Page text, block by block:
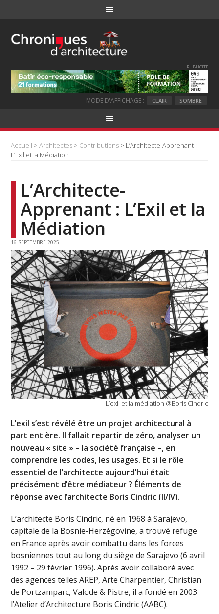
PUBLICITE
MODE D'AFFICHAGE : CLAIR SOMBRE
Accueil >Architectes > Contributions > L’Architecte-Apprenant :
L’Exil et la Médiation
L’Architecte-
Apprenant : L’Exil et la
Médiation
16 SEPTEMBRE 2025
L’exil et la médiation @Boris Cindric
L’exil s’est révélé être un projet architectural à
part entière. Il fallait repartir de zéro, analyser un
nouveau « site » – la société française –, en
comprendre les codes, les usages. Et si le rôle
essentiel de l’architecte aujourd’hui était
précisément d’être médiateur ? Éléments de
réponse avec l’architecte Boris Cindric (II/IV).
L’architecte Boris Cindric, né en 1968 à Sarajevo,
capitale de la Bosnie-Herzégovine, a trouvé refuge
en France après avoir combattu dans les forces
bosniennes tout au long du siège de Sarajevo (6 avril
1992 – 29 février 1996). Après avoir collaboré avec
des agences telles AREP, Arte Charpentier, Christian
de Portzamparc, Valode & Pistre, il a fondé en 2003
l’Atelier d’Architecture Boris Cindric (AABC).